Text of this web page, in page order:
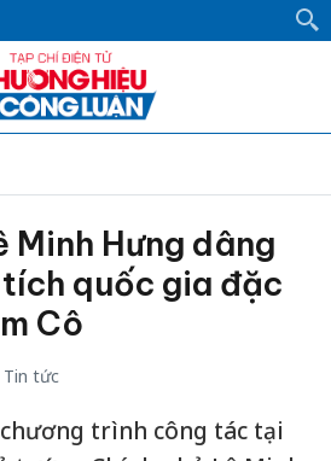
Minh Hưng dâng
quốc gia đặc
Cô
Tin tức
trình công tác tại